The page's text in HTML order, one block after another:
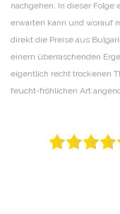
nachgehen. In dieser Folge
erwarten kann und worauf
direkt die Preise aus
einem überraschenden
eigentlich recht trockenen
feucht-fröhlichen Art